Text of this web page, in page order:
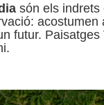
són els indrets
futur.